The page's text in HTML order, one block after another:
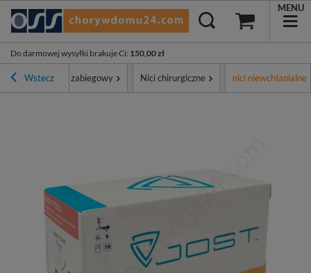
Do darmowej wysyłki brakuje Ci: 150,00 zł
MENU
WsteczSprzęt zabiegowy Nici chirurgiczne nici niewchłanialne